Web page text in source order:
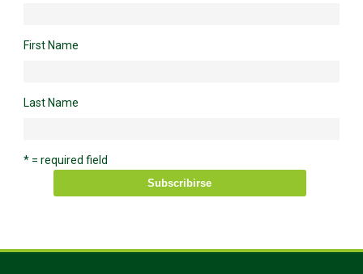
First Name
Last Name
* = required field